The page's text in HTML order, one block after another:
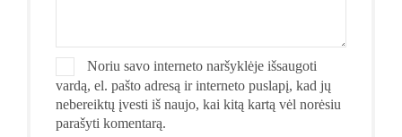
Noriu savo interneto naršyklėje išsaugoti
vardą, el. pašto adresą ir interneto puslapį, kad jų
nebereiktų įvesti iš naujo, kai kitą kartą vėl norėsiu
parašyti komentarą.